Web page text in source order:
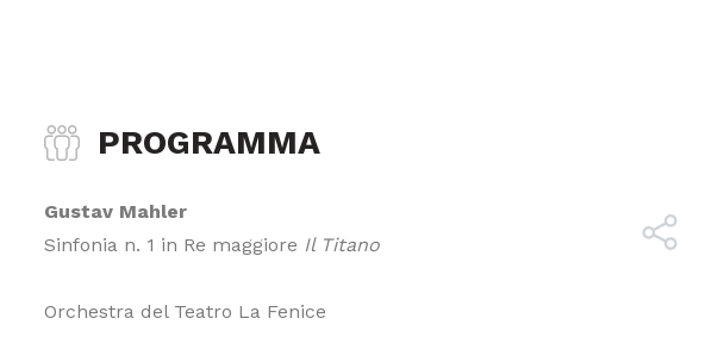
PROGRAMMA
Gustav Mahler
Sinfonia n. 1 in Re maggiore Il Titano
Orchestra del Teatro La Fenice